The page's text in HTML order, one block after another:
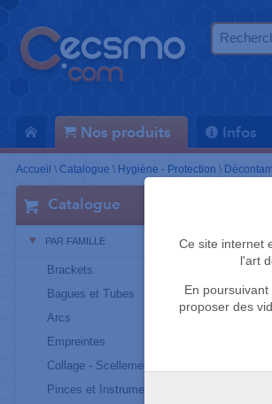
Nos produits Infos
Ce site internet
l'art
En
proposer des
Accueil \ Catalogue \ Hygiène - Protection \
Catalogue
PAR FAMILLE
Brackets
Bagues et Tubes
Arcs
Empreintes
Collage - Scellement
Pinces et Instruments